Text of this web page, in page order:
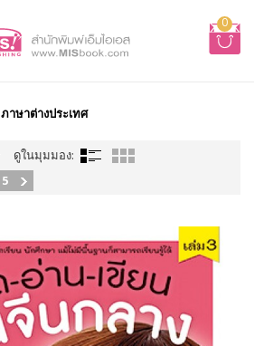
0
ภาษาต่างประเทศ
ดูในมุมมอง:
5